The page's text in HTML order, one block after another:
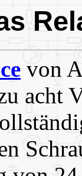
von
acht